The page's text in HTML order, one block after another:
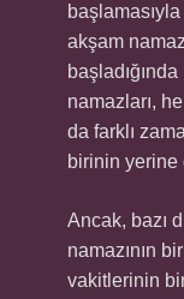
akşam
namazları,
da farklı
birinin yerine
Ancak, bazı
namazının
vakitlerinin